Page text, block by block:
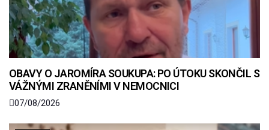
OBAVY O JAROMÍRA SOUKUPA: PO ÚTOKU SKONČIL S
VÁŽNÝMI ZRANĚNÍMI V NEMOCNICI
07/08/2026